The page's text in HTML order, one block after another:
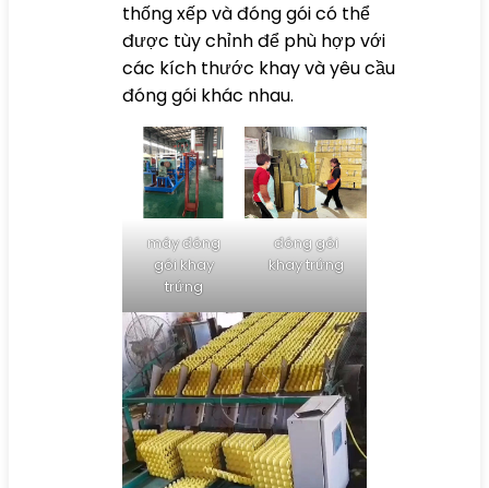
thống xếp và đóng gói có thể
được tùy chỉnh để phù hợp với
các kích thước khay và yêu cầu
đóng gói khác nhau.
máy đóng
gói khay
trứng
đóng gói
khay trứng